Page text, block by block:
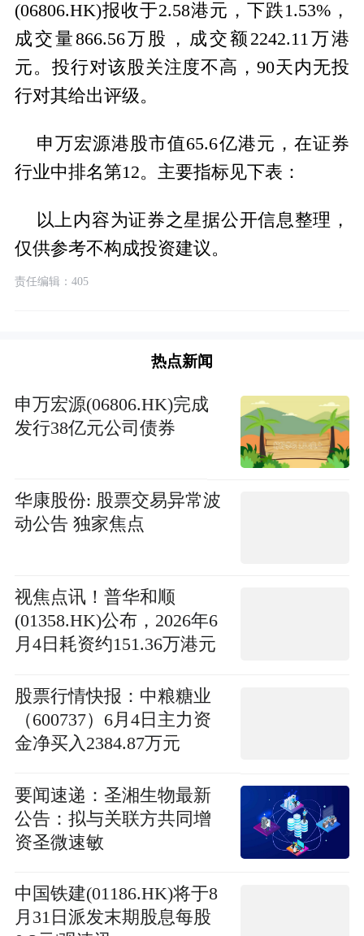
(06806.HK)报收于2.58港元，下跌1.53%，
成交量866.56万股，成交额2242.11万港
元。投行对该股关注度不高，90天内无投
行对其给出评级。
申万宏源港股市值65.6亿港元，在证券
行业中排名第12。主要指标见下表：
以上内容为证券之星据公开信息整理，
仅供参考不构成投资建议。
责任编辑：405
热点新闻
申万宏源(06806.HK)完成
发行38亿元公司债券
华康股份: 股票交易异常波
动公告 独家焦点
视焦点讯！普华和顺
(01358.HK)公布，2026年6
月4日耗资约151.36万港元
股票行情快报：中粮糖业
（600737）6月4日主力资
金净买入2384.87万元
要闻速递：圣湘生物最新
公告：拟与关联方共同增
资圣微速敏
中国铁建(01186.HK)将于8
月31日派发末期股息每股